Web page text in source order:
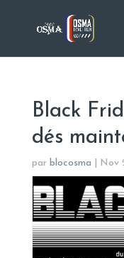
Black
dés
par blocosma Nov